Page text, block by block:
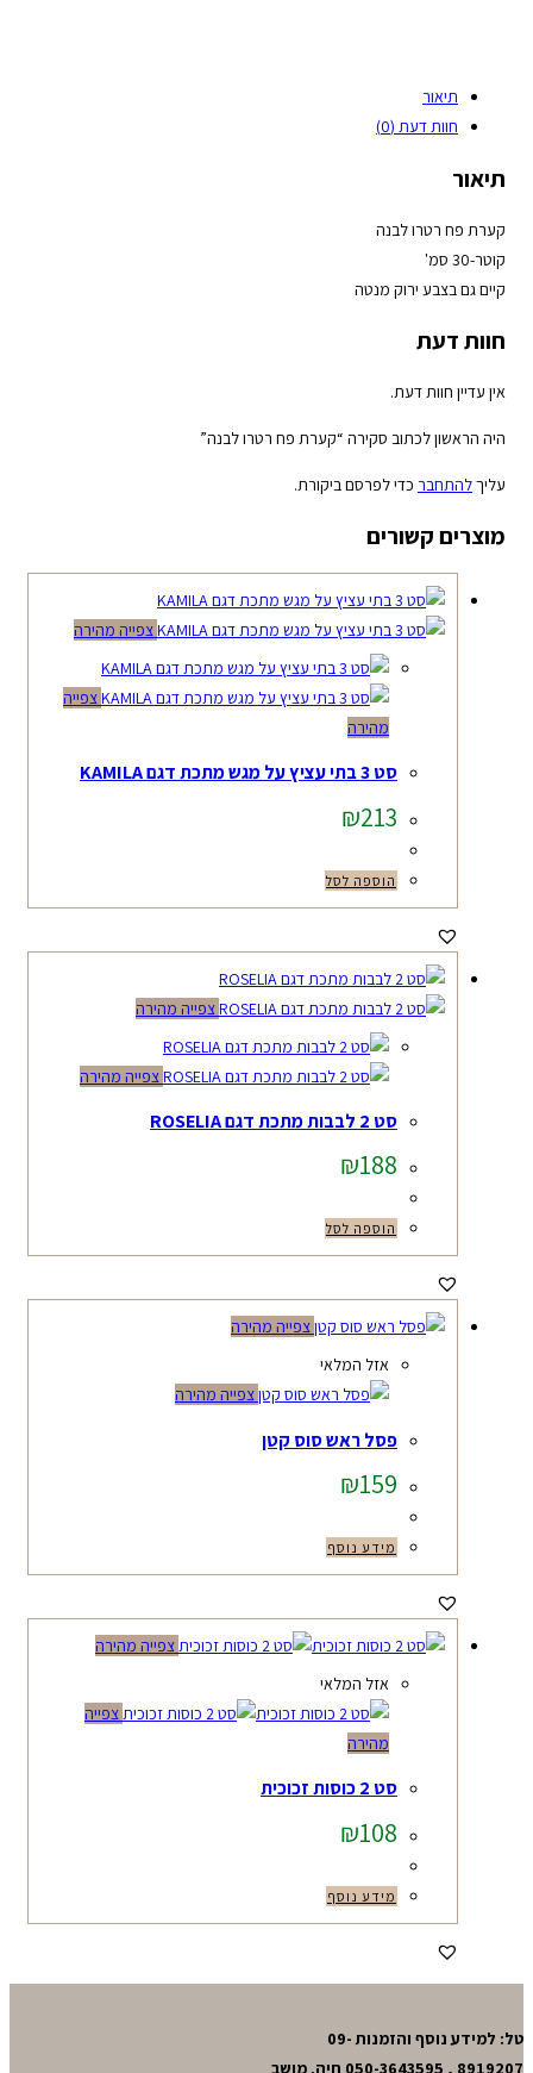
תיאור
חוות דעת (0)
תיאור
קערת פח רטרו לבנה
קוטר-30 סמ'
קיים גם בצבע ירוק מנטה
חוות דעת
אין עדיין חוות דעת.
היה הראשון לכתוב סקירה “קערת פח רטרו לבנה”
עליךלהתחבר כדי לפרסם ביקורת.
מוצרים קשורים
צפייה מהירה
צפייה
מהירה
סט 3 בתי עציץ על מגש מתכת דגם KAMILA
₪213
הוספה לסל
צפייה מהירה
צפייה מהירה
סט 2 לבבות מתכת דגם ROSELIA
₪188
הוספה לסל
צפייה מהירה
אזל המלאי
צפייה מהירה
פסל ראש סוס קטן
₪159
מידע נוסף
צפייה מהירה
אזל המלאי
צפייה
מהירה
סט 2 כוסות זכוכית
₪108
מידע נוסף
טל: למידע נוסף והזמנות 09-
8919207 , 050-3643595 חיה. מושב